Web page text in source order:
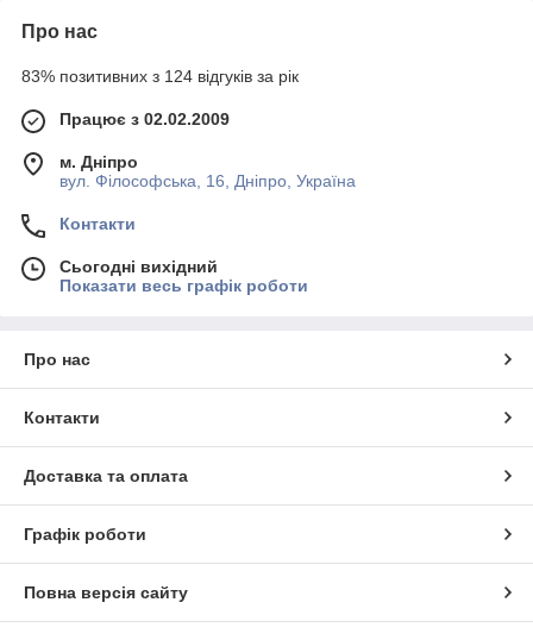
Про нас
83% позитивних з 124 відгуків за рік
Працює з 02.02.2009
м. Дніпро
вул. Філософська, 16, Дніпро, Україна
Контакти
Сьогодні вихідний
Показати весь графік роботи
Про нас
Контакти
Доставка та оплата
Графік роботи
Повна версія сайту